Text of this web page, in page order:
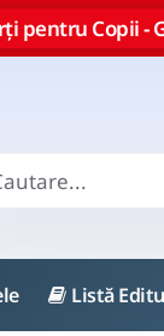
pentru Copii -
Listă